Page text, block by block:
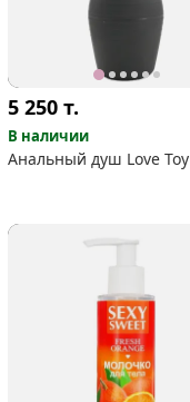
5 250т.
В наличии
Анальный душ Love Toy